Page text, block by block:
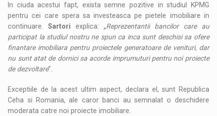
In ciuda acestui fapt, exista semne pozitive in studiul KPMG
pentru cei care spera sa investeasca pe pietele imobiliare in
continuare.Sartori explica: „Reprezentantii bancilor care au
participat la studiul nostru ne spun ca inca sunt deschisi sa ofere
finantare imobiliara pentru proiectele generatoare de venituri, dar
nu sunt atat de dornici sa acorde imprumuturi pentru noi proiecte
de dezvoltare”.
Exceptiile de la acest ultim aspect, declara el, sunt Republica
Ceha si Romania, ale caror banci au semnalat o deschidere
moderata catre noi proiecte imobiliare.